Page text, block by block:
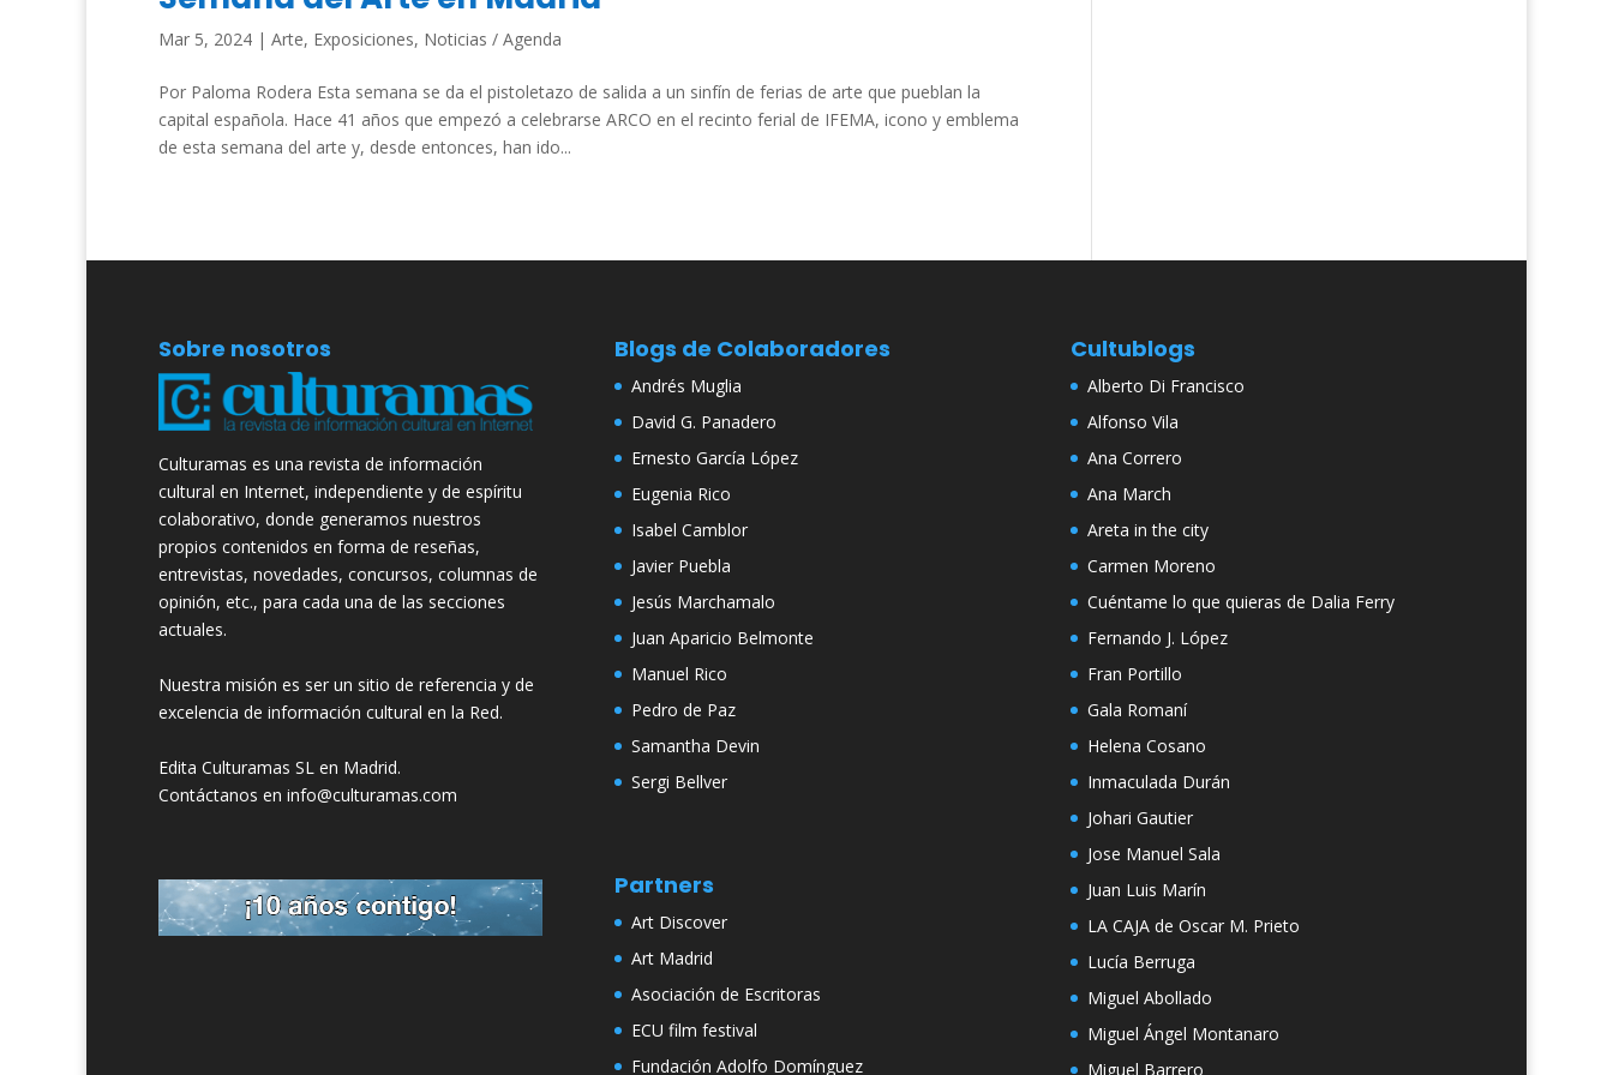
Mar 5, 2024 | Arte, Exposiciones, Noticias / Agenda
Por Paloma Rodera Esta semana se da el pistoletazo de salida a un sinfín de ferias de arte que pueblan la
capital española. Hace 41 años que empezó a celebrarse ARCO en el recinto ferial de IFEMA, icono y emblema
de esta semana del arte y, desde entonces, han ido...
Sobre nosotros
Culturamas es una revista de información
cultural en Internet, independiente y de espíritu
colaborativo, donde generamos nuestros
propios contenidos en forma de reseñas,
entrevistas, novedades, concursos, columnas de
opinión, etc., para cada una de las secciones
actuales.
Nuestra misión es ser un sitio de referencia y de
excelencia de información cultural en la Red.
Edita Culturamas SL en Madrid.
Contáctanos en info@culturamas.com
Blogs de Colaboradores
Andrés Muglia
David G. Panadero
Ernesto García López
Eugenia Rico
Isabel Camblor
Javier Puebla
Jesús Marchamalo
Juan Aparicio Belmonte
Manuel Rico
Pedro de Paz
Samantha Devin
Sergi Bellver
Partners
Art Discover
Art Madrid
Asociación de Escritoras
ECU film festival
Fundación Adolfo Domínguez
Cultublogs
Alberto Di Francisco
Alfonso Vila
Ana Correro
Ana March
Areta in the city
Carmen Moreno
Cuéntame lo que quieras de Dalia Ferry
Fernando J. López
Fran Portillo
Gala Romaní
Helena Cosano
Inmaculada Durán
Johari Gautier
Jose Manuel Sala
Juan Luis Marín
LA CAJA de Oscar M. Prieto
Lucía Berruga
Miguel Abollado
Miguel Ángel Montanaro
Miguel Barrero